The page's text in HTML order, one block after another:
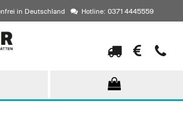
in Deutschland Hotline: 0371 4445559